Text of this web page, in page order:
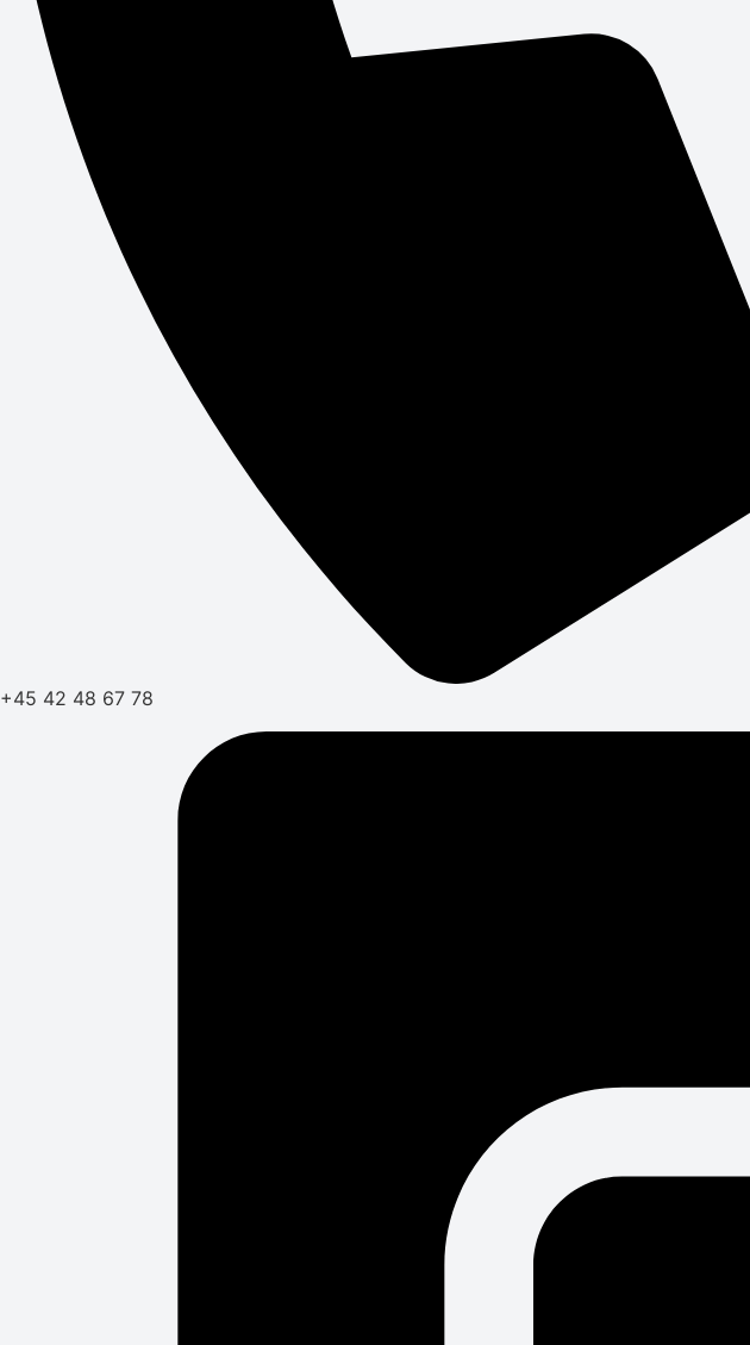
+45 42 48 67 78